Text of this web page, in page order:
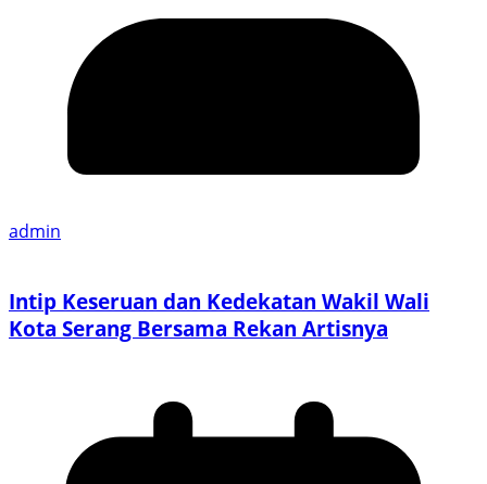
admin
Intip Keseruan dan Kedekatan Wakil Wali
Kota Serang Bersama Rekan Artisnya